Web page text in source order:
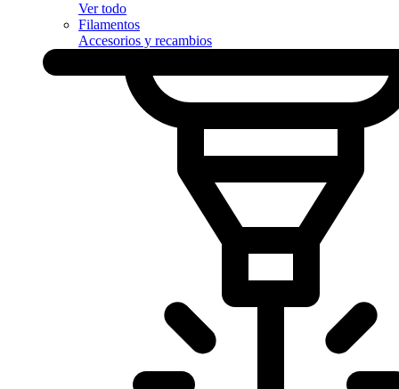
Ver todo
Filamentos
Accesorios y recambios